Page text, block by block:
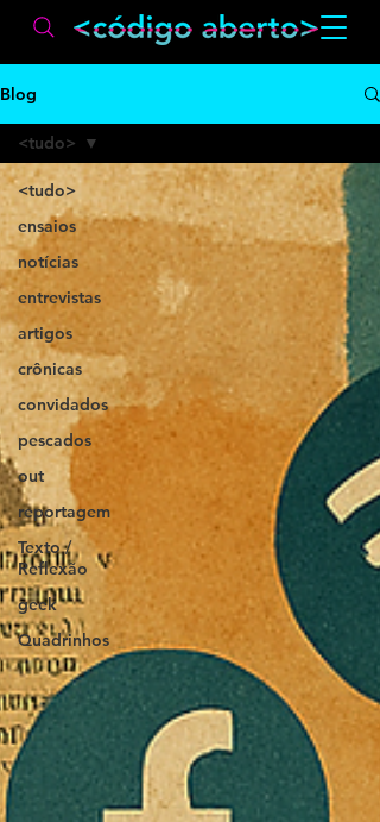
Blog
<tudo>
ensaios
notícias
entrevistas
artigos
crônicas
convidados
pescados
out
reportagem
Texto /
Reflexão
geek
Quadrinhos
<tudo>